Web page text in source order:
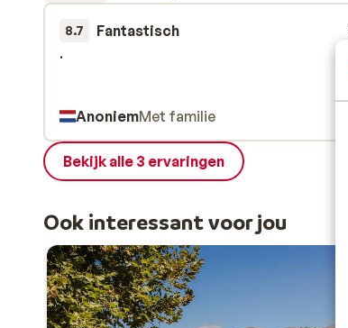
8.7 Fantastisch
..
AnoniemMet familie
Bekijk alle 3 ervaringen
Ook interessant voor jou